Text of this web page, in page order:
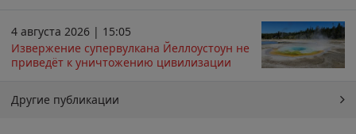
4 августа 2026 | 15:05
Извержение супервулкана Йеллоустоун не
приведёт к уничтожению цивилизации
Другие публикации